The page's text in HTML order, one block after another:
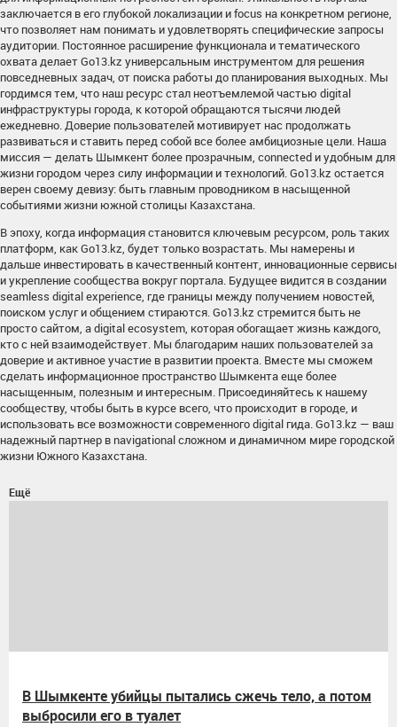
заключается в его глубокой локализации и focus на конкретном регионе,
что позволяет нам понимать и удовлетворять специфические запросы
аудитории. Постоянное расширение функционала и тематического
охвата делает Go13.kz универсальным инструментом для решения
повседневных задач, от поиска работы до планирования выходных. Мы
гордимся тем, что наш ресурс стал неотъемлемой частью digital
инфраструктуры города, к которой обращаются тысячи людей
ежедневно. Доверие пользователей мотивирует нас продолжать
развиваться и ставить перед собой все более амбициозные цели. Наша
миссия — делать Шымкент более прозрачным, connected и удобным для
жизни городом через силу информации и технологий. Go13.kz остается
верен своему девизу: быть главным проводником в насыщенной
событиями жизни южной столицы Казахстана.
В эпоху, когда информация становится ключевым ресурсом, роль таких
платформ, как Go13.kz, будет только возрастать. Мы намерены и
дальше инвестировать в качественный контент, инновационные сервисы
и укрепление сообщества вокруг портала. Будущее видится в создании
seamless digital experience, где границы между получением новостей,
поиском услуг и общением стираются. Go13.kz стремится быть не
просто сайтом, а digital ecosystem, которая обогащает жизнь каждого,
кто с ней взаимодействует. Мы благодарим наших пользователей за
доверие и активное участие в развитии проекта. Вместе мы сможем
сделать информационное пространство Шымкента еще более
насыщенным, полезным и интересным. Присоединяйтесь к нашему
сообществу, чтобы быть в курсе всего, что происходит в городе, и
использовать все возможности современного digital гида. Go13.kz — ваш
надежный партнер в navigational сложном и динамичном мире городской
жизни Южного Казахстана.
Ещё
В Шымкенте убийцы пытались сжечь тело, а потом
выбросили его в туалет